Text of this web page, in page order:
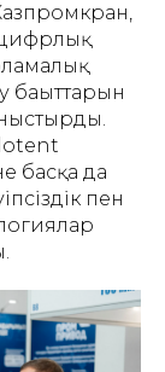
цифрлық
бағыттарын
басқа да
пен